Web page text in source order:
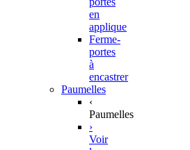
en
applique
Ferme-
portes
à
encastrer
Paumelles
‹
Paumelles
›
Voir